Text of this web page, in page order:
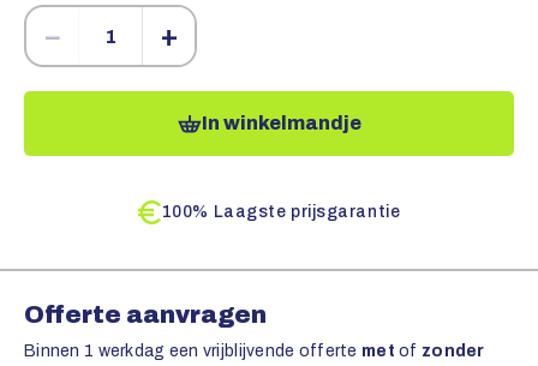
− +
In winkelmandje
100% Laagste prijsgarantie
Offerte aanvragen
Binnen 1 werkdag een vrijblijvende offerte met of zonder